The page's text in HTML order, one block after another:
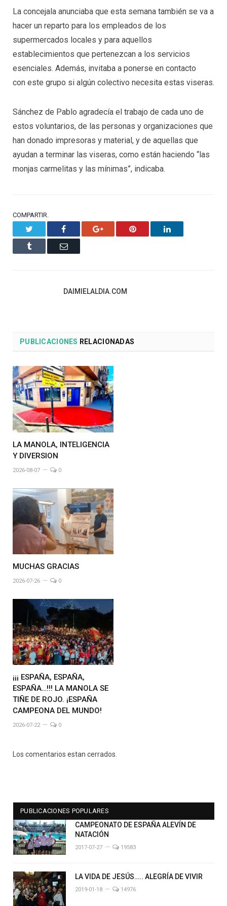
La concejala anunciaba que esta semana también se va a
hacer un reparto para los empleados de los
supermercados locales y para aquellos
establecimientos que pertenezcan a los servicios
esenciales. Además, invitaba a ponerse en contacto
con este grupo si algún colectivo necesita estas viseras.
Sánchez de Pablo agradecía el trabajo de cada uno de
estos voluntarios, de las personas y organizaciones que
han donado impresoras y material, y de aquellas que
ayudan a terminar las viseras, como están haciendo “las
monjas carmelitas y las mínimas”, indicaba.
COMPARTIR.
Facebook Google+ Pinterest LinkedIn
Tumblr Email
DAIMIELALDIA.COM
PUBLICACIONES RELACIONADAS
LA MANOLA, INTELIGENCIA
Y DIVERSION
2026-08-07 0
MUCHAS GRACIAS
2026-07-26 0
¡¡¡ ESPAÑA, ESPAÑA,
ESPAÑA…!!! LA MANOLA SE
TIÑE DE ROJO. ¡ESPAÑA
CAMPEONA DEL MUNDO!
2026-07-22 0
Los comentarios estan cerrados.
PUBLICACIONES POPULARES
CAMPEONATO DE ESPAÑA ALEVÍN DE
NATACIÓN
2017-07-27 19583
LA VIDA DE JESÚS….. ALEGRÍA DE VIVIR
2019-01-18 14976